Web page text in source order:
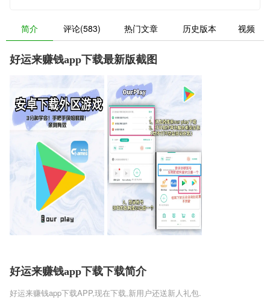
简介 评论(583) 热门文章 历史版本 视频
好运来赚钱app下载最新版截图
好运来赚钱app下载下载简介
好运来赚钱app下载APP,现在下载,新用户还送新人礼包.